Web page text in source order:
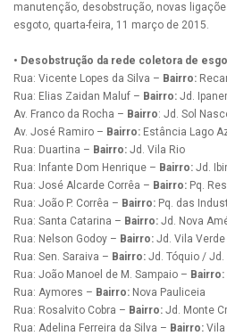
manutenção, desobstrução, novas
esgoto, quarta-feira, 11 março de 2015.
• Desobstrução da rede coletora de
Rua: Vicente Lopes da Silva – Bairro:
Rua: Elias Zaidan Maluf – Bairro: Jd.
Av. Franco da Rocha – Bairro: Jd. Sol
Av. José Ramiro – Bairro: Estância Lago
Rua: Duartina – Bairro: Jd. Vila Rio
Rua: Infante Dom Henrique – Bairro: Jd.
Rua: José Alcarde Corrêa – Bairro: Pq.
Rua: João P. Corrêa – Bairro: Pq. das
Rua: Santa Catarina – Bairro: Jd. Nova
Rua: Nelson Godoy – Bairro: Jd. Vila Verde
Rua: Sen. Saraiva – Bairro: Jd. Tóquio / Jd.
Rua: João Manoel de M. Sampaio – Bairro:
Rua: Aymores – Bairro: Nova Pauliceia
Rua: Rosalvito Cobra – Bairro: Jd. Monte
Rua: Adelina Ferreira da Silva – Bairro: Vila